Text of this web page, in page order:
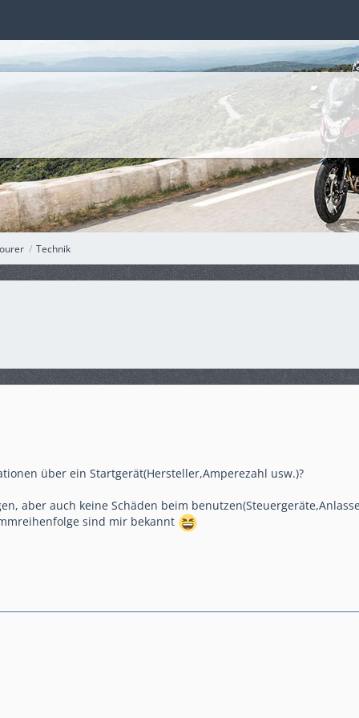
Technik
über ein Startgerät(Hersteller,Amperezahl usw.)?
aber auch keine Schäden beim
sind mir bekannt